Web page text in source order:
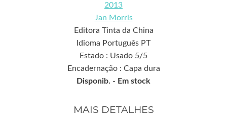
2013
Jan Morris
Editora Tinta da China
Idioma Português PT
Estado : Usado 5/5
Encadernação : Capa dura
Disponib. - Em stock
MAIS DETALHES